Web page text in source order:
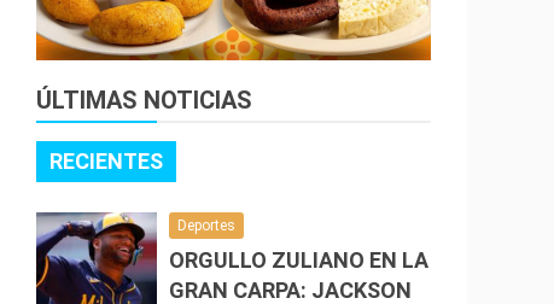
ÚLTIMAS NOTICIAS
RECIENTES
Deportes
ORGULLO ZULIANO EN LA
GRAN CARPA: JACKSON